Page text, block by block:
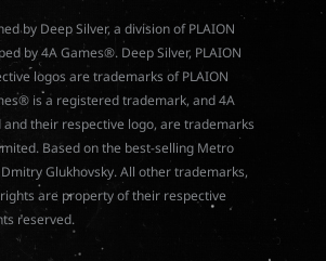
by Deep Silver, a division of PLAION
by 4A Games®. Deep Silver, PLAION
logos are trademarks of PLAION
is a registered trademark, and 4A
and their respective logo, are trademarks
Based on the best-selling Metro
Glukhovsky. All other trademarks,
are property of their respective
reserved.